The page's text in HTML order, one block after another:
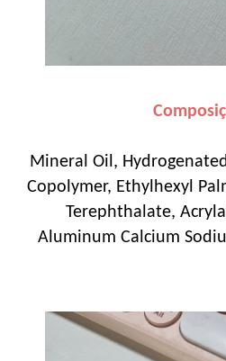
Mineral Oil,
Copolymer, Ethylhexyl
Terephthalate,
Aluminum Calcium